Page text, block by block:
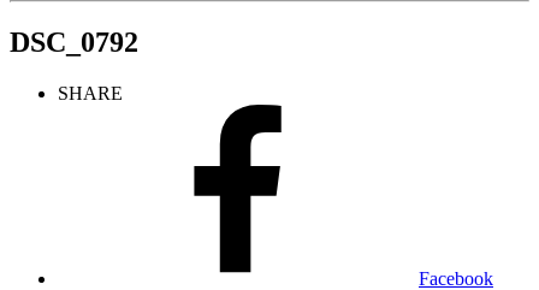
DSC_0792
SHARE
Facebook